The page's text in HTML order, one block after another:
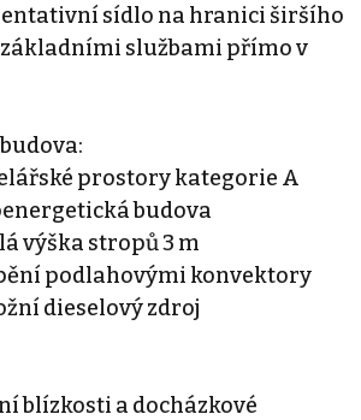
sídlo na hranici širšího
základními službami přímo v
prostory kategorie A
budova
výška stropů 3 m
podlahovými konvektory
dieselový zdroj
blízkosti a docházkové